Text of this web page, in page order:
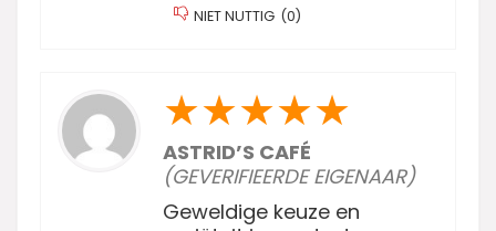
NIET NUTTIG (0)
★★★★★
ASTRID’S CAFÉ
(GEVERIFIEERDE EIGENAAR)
Geweldige keuze en